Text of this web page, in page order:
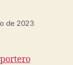
de 2023